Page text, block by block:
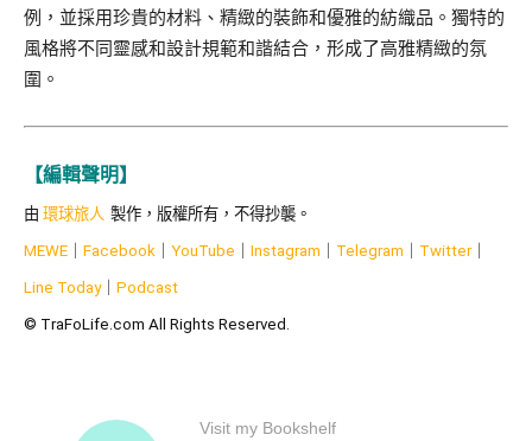
例，並採用珍貴的材料、精緻的裝飾和優雅的紡織品。獨特的
風格將不同靈感和設計規範和諧結合，形成了高雅精緻的氛
圍。
【編輯聲明】
由 環球旅人 製作，版權所有，不得抄襲。
MEWE Facebook YouTube Instagram Telegram Twitter｜
Line Today｜ Podcast
© TraFoLife.com All Rights Reserved.